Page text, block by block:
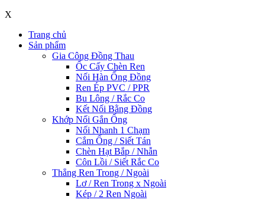
X
Trang chủ
Sản phẩm
Gia Công Đồng Thau
Ốc Cấy Chèn Ren
Nối Hàn Ống Đồng
Ren Ép PVC / PPR
Bu Lông / Rắc Co
Kết Nối Bằng Đồng
Khớp Nối Gắn Ống
Nối Nhanh 1 Chạm
Cắm Ống / Siết Tán
Chèn Hạt Bắp / Nhẫn
Côn Lồi / Siết Rắc Co
Thẳng Ren Trong / Ngoài
Lơ / Ren Trong x Ngoài
Kép / 2 Ren Ngoài